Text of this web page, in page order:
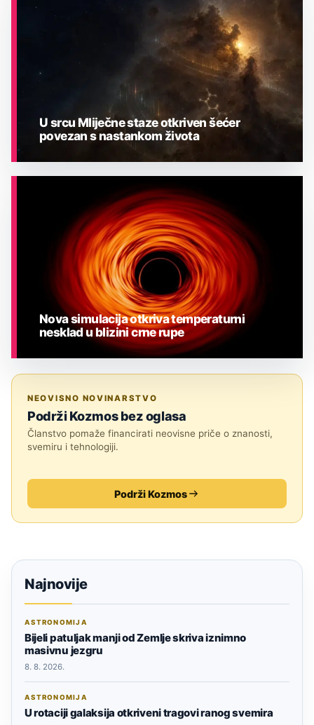
U srcu Mliječne staze otkriven šećer
povezan s nastankom života
Nova simulacija otkriva temperaturni
nesklad u blizini crne rupe
NEOVISNO NOVINARSTVO
Podrži Kozmos bez oglasa
Članstvo pomaže financirati neovisne priče o znanosti,
svemiru i tehnologiji.
Podrži Kozmos
Najnovije
ASTRONOMIJA
Bijeli patuljak manji od Zemlje skriva iznimno
masivnu jezgru
8. 8. 2026.
ASTRONOMIJA
U rotaciji galaksija otkriveni tragovi ranog svemira